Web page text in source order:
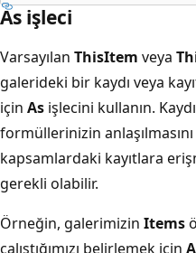
As işleci
Varsayılan ThisItem veya
galerideki bir kaydı veya
için As işlecini kullanın.
formüllerinizin
kapsamlardaki kayıtlara
gerekli olabilir.
Örneğin, galerimizin Items
çalıştığımızı belirlemek için